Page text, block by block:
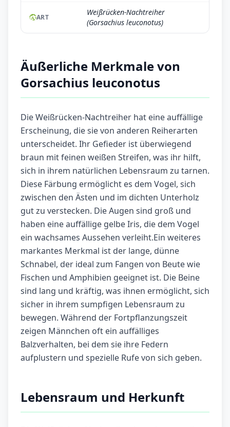
ART
Weißrücken-Nachtreiher
(Gorsachius leuconotus)
Äußerliche Merkmale von
Gorsachius leuconotus
Die Weißrücken-Nachtreiher hat eine auffällige
Erscheinung, die sie von anderen Reiherarten
unterscheidet. Ihr Gefieder ist überwiegend
braun mit feinen weißen Streifen, was ihr hilft,
sich in ihrem natürlichen Lebensraum zu tarnen.
Diese Färbung ermöglicht es dem Vogel, sich
zwischen den Ästen und im dichten Unterholz
gut zu verstecken. Die Augen sind groß und
haben eine auffällige gelbe Iris, die dem Vogel
ein wachsames Aussehen verleiht.Ein weiteres
markantes Merkmal ist der lange, dünne
Schnabel, der ideal zum Fangen von Beute wie
Fischen und Amphibien geeignet ist. Die Beine
sind lang und kräftig, was ihnen ermöglicht, sich
sicher in ihrem sumpfigen Lebensraum zu
bewegen. Während der Fortpflanzungszeit
zeigen Männchen oft ein auffälliges
Balzverhalten, bei dem sie ihre Federn
aufplustern und spezielle Rufe von sich geben.
Lebensraum und Herkunft